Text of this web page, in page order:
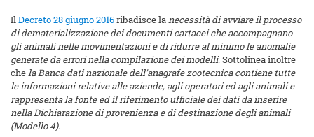
IlDecreto 28 giugno 2016ribadisce lanecessità di avviare il processo
di dematerializzazione dei documenti cartacei che accompagnano
gli animali nelle movimentazioni e di ridurre al minimo le anomalie
generate da errori nella compilazione dei modelli. Sottolinea inoltre
chela Banca dati nazionale dell'anagrafe zootecnica contiene tutte
le informazioni relative alle aziende, agli operatori ed agli animali e
rappresenta la fonte ed il riferimento ufficiale dei dati da inserire
nella Dichiarazione di provenienza e di destinazione degli animali
(Modello 4).